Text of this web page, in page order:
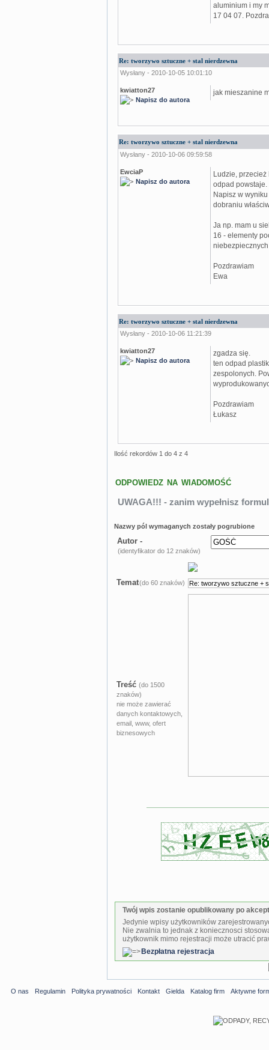
aluminium i my
17 04 07.
Re: tworzywo sztuczne + stal nierdzewna
Wysłany - 2010-10-05 10:01:10
kwiatton27
Napisz do autora
jak mieszanine
Re: tworzywo sztuczne + stal nierdzewna
Wysłany - 2010-10-06 09:59:58
EwciaP
Napisz do autora
Ludzie,
odpad powstaje.
Napisz w
dobraniu
Ja np. mam u
16 - elementy
Pozdrawiam
Ewa
Re: tworzywo sztuczne + stal nierdzewna
Wysłany - 2010-10-06 11:21:39
kwiatton27
Napisz do autora
zgadza się.
ten odpad
zespolonych.
Pozdrawiam
Łukasz
Ilość rekordów 1 do 4 z 4
ODPOWIEDZ NA WIADOMOŚĆ
UWAGA!!! - zanim wypełnisz
Nazwy pól wymaganych zostały pogrubione
Autor -
(identyfikator do 12 znaków)
Temat(do 60 znaków)
Treść (do 1500
znaków)
nie może zawierać
danych kontaktowych,
email, www, ofert
biznesowych
Twój wpis zostanie opublikowany po
Jedynie wpisy użytkowników
Nie zwalnia to jednak z koniecznosci
użytkownik mimo rejestracji może utracić
Bezpłatna rejestracja
O nas Regulamin Polityka prywatności Kontakt Gielda Katalog firm Aktywne